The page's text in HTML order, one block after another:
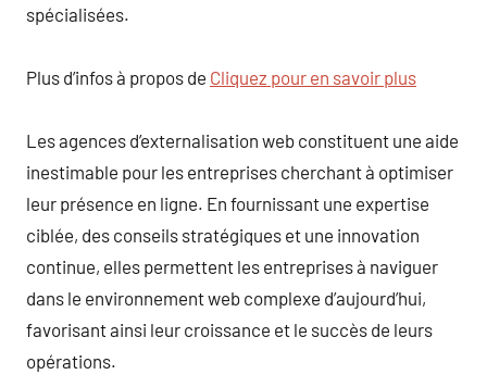
spécialisées.
Plus d’infos à propos de Cliquez pour en savoir plus
Les agences d’externalisation web constituent une aide
inestimable pour les entreprises cherchant à optimiser
leur présence en ligne. En fournissant une expertise
ciblée, des conseils stratégiques et une innovation
continue, elles permettent les entreprises à naviguer
dans le environnement web complexe d’aujourd’hui,
favorisant ainsi leur croissance et le succès de leurs
opérations.